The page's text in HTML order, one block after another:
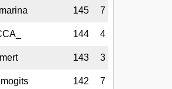
145 7
144 4
143 3
142 7